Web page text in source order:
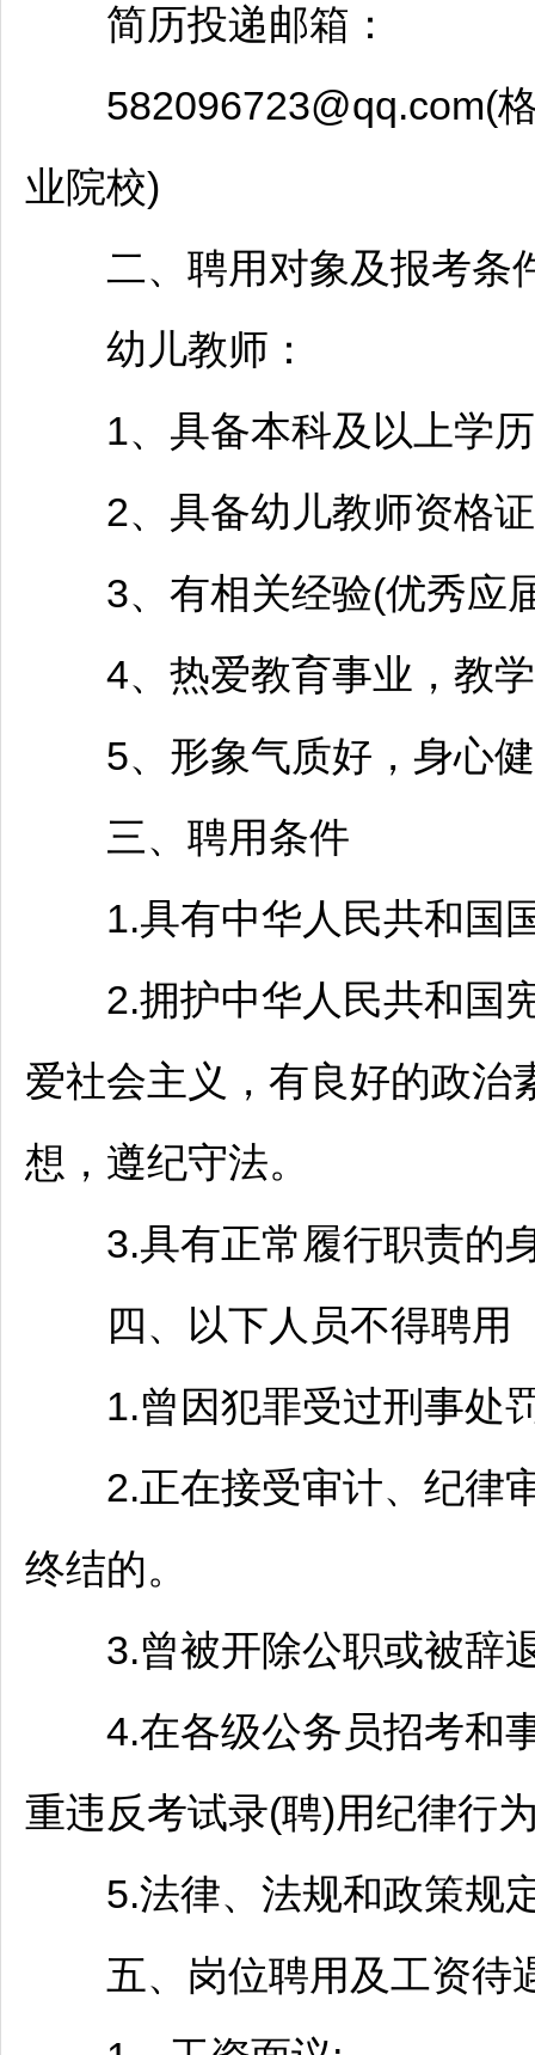
简历投递邮箱：
582096723@qq.com(格
业院校)
二、聘用对象及报考条
幼儿教师 ：
1、具备本科及以上学
2、具备幼儿教师资格
3、有相关经验(优秀应
4、热爱教育事业，教学
5、形象气质好，身心健
三、聘用条件
1.具有中华人民共和国
2.拥护中华人民共和国宪
爱社会主义，有良好的政治
想，遵纪守法。
3.具有正常履行职责的
四、以下人员不得聘用
1.曾因犯罪受过刑事处
2.正在接受审计、纪律审
终结的。
3.曾被开除公职或被辞
4.在各级公务员招考和
重违反考试录(聘)用纪律行
5.法律、法规和政策规
五、岗位聘用及工资待